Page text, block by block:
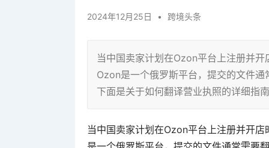
2024年12月25日 • 跨境头条
当中国卖家计划在Ozon平台上注册并
Ozon是一个俄罗斯平台，提交的文件
下面是关于如何翻译营业执照的详细指
当中国卖家计划在Ozon平台上注册并开